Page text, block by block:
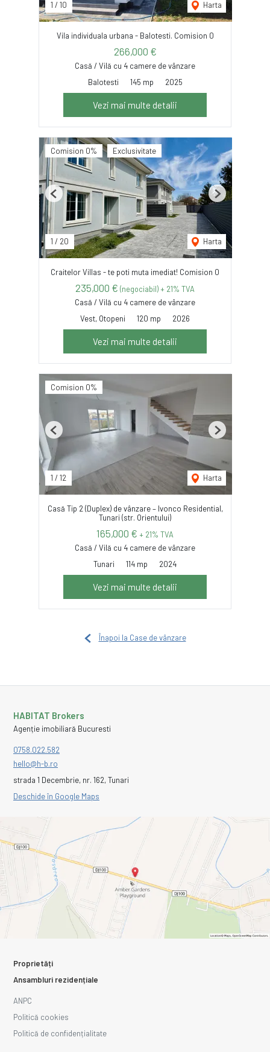
1 / 10 Harta
Vila individuala urbana - Balotesti. Comision 0
266,000 €
Casă / Vilă cu 4 camere de vânzare
Balotesti
145 mp 2025
Vezi mai multe detalii
Comision 0% Exclusivitate
1 / 20 Harta
Previous Next
Craitelor Villas - te poti muta imediat! Comision 0
235,000 € (negociabil) + 21% TVA
Casă / Vilă cu 4 camere de vânzare
Vest, Otopeni
120 mp 2026
Vezi mai multe detalii
Comision 0%
1 / 12 Harta
Previous Next
Casă Tip 2 (Duplex) de vânzare – Ivonco Residential,
Tunari (str. Orientului)
165,000 € + 21% TVA
Casă / Vilă cu 4 camere de vânzare
Tunari
114 mp 2024
Vezi mai multe detalii
Înapoi la Case de vânzare
HABITAT Brokers
Agenție imobiliară Bucuresti
0758.022.582
hello@h-b.ro
strada 1 Decembrie, nr. 162, Tunari
Deschide în Google Maps
Proprietăți
Ansambluri rezidențiale
ANPC
Politică cookies
Politică de confidențialitate